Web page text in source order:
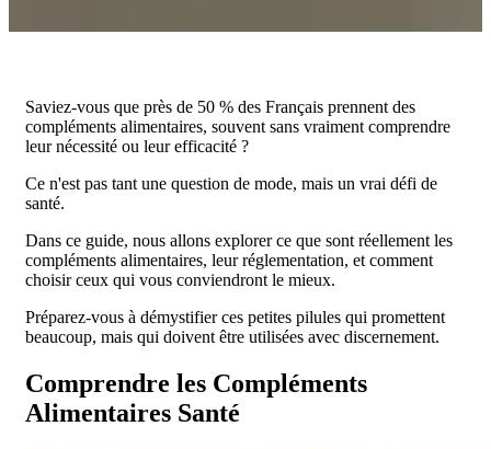
Saviez-vous que près de 50 % des Français prennent des
compléments alimentaires, souvent sans vraiment comprendre
leur nécessité ou leur efficacité ?
Ce n'est pas tant une question de mode, mais un vrai défi de
santé.
Dans ce guide, nous allons explorer ce que sont réellement les
compléments alimentaires, leur réglementation, et comment
choisir ceux qui vous conviendront le mieux.
Préparez-vous à démystifier ces petites pilules qui promettent
beaucoup, mais qui doivent être utilisées avec discernement.
Comprendre les Compléments
Alimentaires Santé